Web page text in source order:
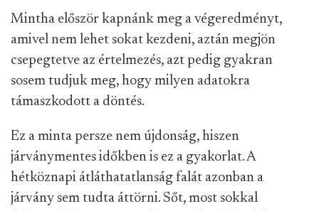
Mintha először kapnánk meg a végeredményt,
amivel nem lehet sokat kezdeni, aztán megjön
csepegtetve az értelmezés, azt pedig gyakran
sosem tudjuk meg, hogy milyen adatokra
támaszkodott a döntés.
Ez a minta persze nem újdonság, hiszen
járványmentes időkben is ez a gyakorlat. A
hétköznapi átláthatatlanság falát azonban a
járvány sem tudta áttörni. Sőt, most sokkal